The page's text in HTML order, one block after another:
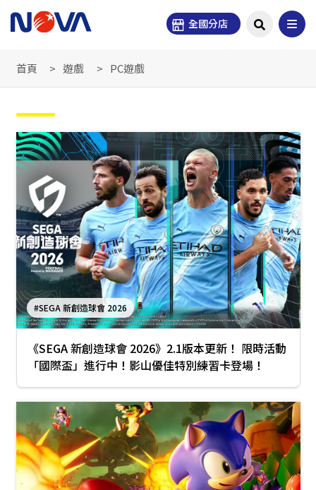
全國分店
首頁 遊戲 PC遊戲
#SEGA 新創造球會 2026
《SEGA 新創造球會 2026》2.1版本更新！ 限時活動
「國際盃」進行中！影山優佳特別練習卡登場！